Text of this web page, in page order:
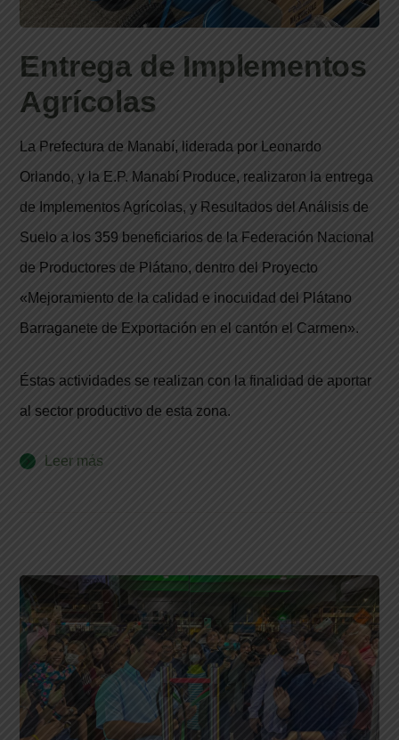
Entrega de Implementos
Agrícolas
La Prefectura de Manabí, liderada por Leonardo
Orlando, y la E.P. Manabí Produce, realizaron la entrega
de Implementos Agrícolas, y Resultados del Análisis de
Suelo a los 359 beneficiarios de la Federación Nacional
de Productores de Plátano, dentro del Proyecto
«Mejoramiento de la calidad e inocuidad del Plátano
Barraganete de Exportación en el cantón el Carmen».
Éstas actividades se realizan con la finalidad de aportar
al sector productivo de esta zona.
Leer más